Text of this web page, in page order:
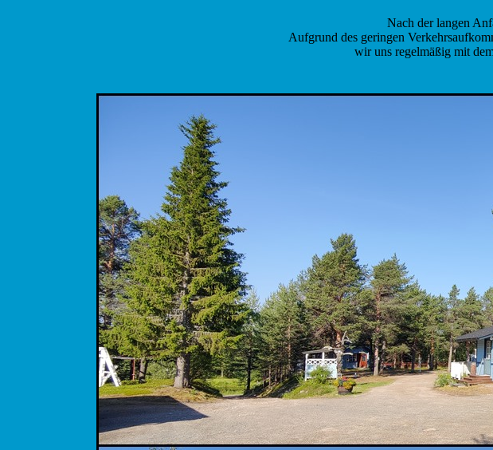
Nach der langen
Aufgrund des geringen
wir uns regelmäßig mit